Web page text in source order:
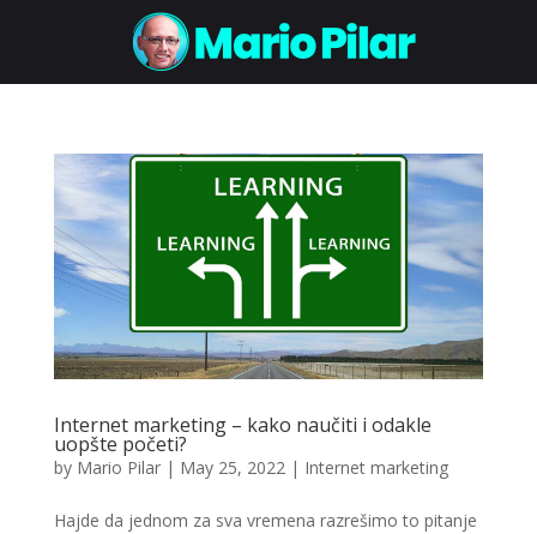
Internet marketing – kako naučiti i odakle
uopšte početi?
by Mario Pilar| May 25, 2022 | Internet marketing
Hajde da jednom za sva vremena razrešimo to pitanje